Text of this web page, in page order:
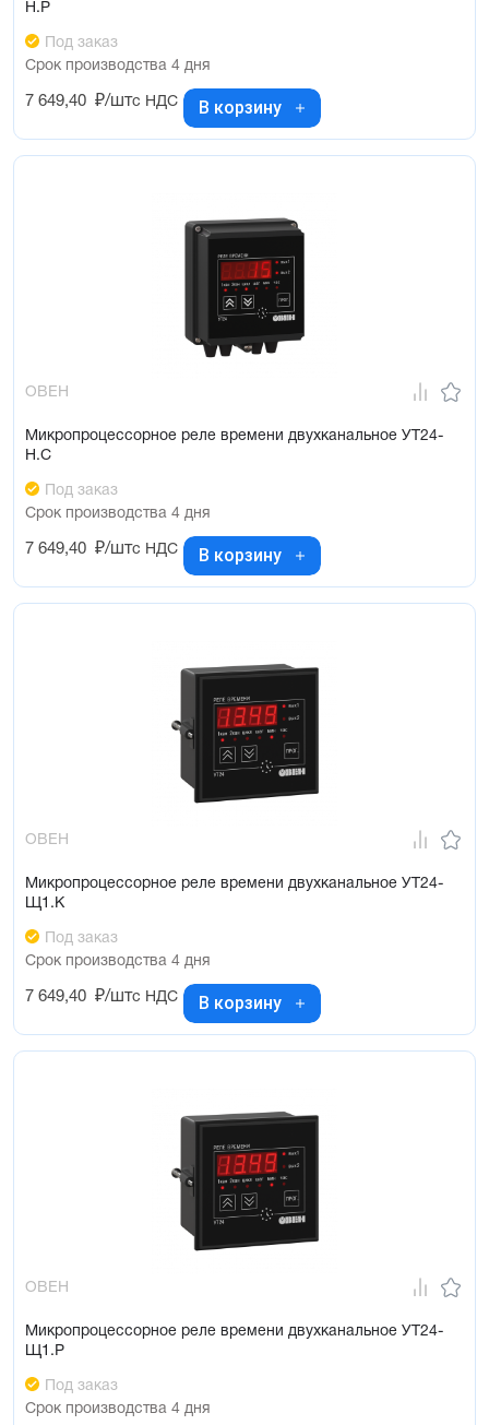
Н.Р
Под заказ
Срок производства 4 дня
7 649,40 ₽/штс НДС В корзину
ОВЕН
Микропроцессорное реле времени двухканальное УТ24-
Н.С
Под заказ
Срок производства 4 дня
7 649,40 ₽/штс НДС В корзину
ОВЕН
Микропроцессорное реле времени двухканальное УТ24-
Щ1.К
Под заказ
Срок производства 4 дня
7 649,40 ₽/штс НДС В корзину
ОВЕН
Микропроцессорное реле времени двухканальное УТ24-
Щ1.Р
Под заказ
Срок производства 4 дня